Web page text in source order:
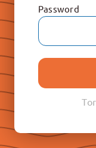
Password
Don Paolo Albera
Don Pietro
Don Renato
Le Raccolte